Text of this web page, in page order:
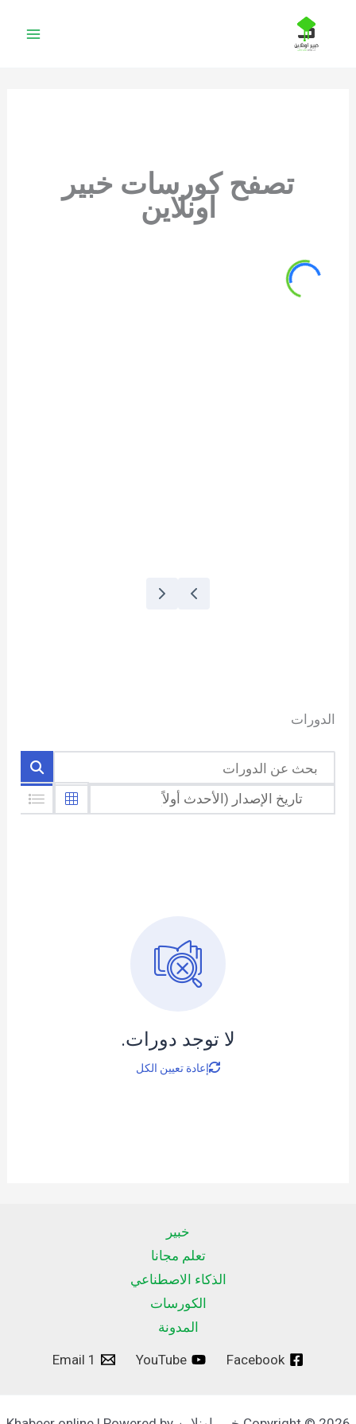
تصفح كورسات خبير
اونلاين
الدورات
لا توجد دورات.
إعادة تعيين الكل
خبير
تعلم مجانا
الذكاء الاصطناعي
الكورسات
المدونة
Facebook
YouTube
Email 1